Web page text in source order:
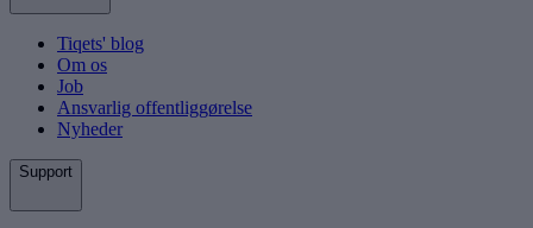
Tiqets' blog
Om os
Job
Ansvarlig offentliggørelse
Nyheder
Support